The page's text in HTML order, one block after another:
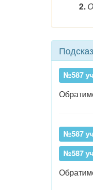
2.
№587
№587
№587